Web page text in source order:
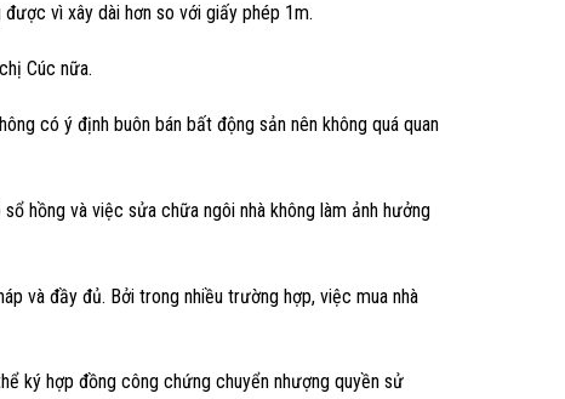
vì xây dài hơn so với giấy phép 1m.
Cúc nữa.
có ý định buôn bán bất động sản nên không quá quan
hồng và việc sửa chữa ngôi nhà không làm ảnh hưởng
và đầy đủ. Bởi trong nhiều trường hợp, việc mua nhà
ký hợp đồng công chứng chuyển nhượng quyền sử